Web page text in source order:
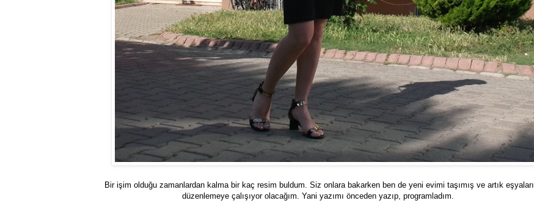
Bir işim olduğu zamanlardan kalma bir kaç resim buldum. Siz onlara bakarken ben de yeni evimi taşımış ve artık eşyaları
düzenlemeye çalışıyor olacağım. Yani yazımı önceden yazıp, programladım.